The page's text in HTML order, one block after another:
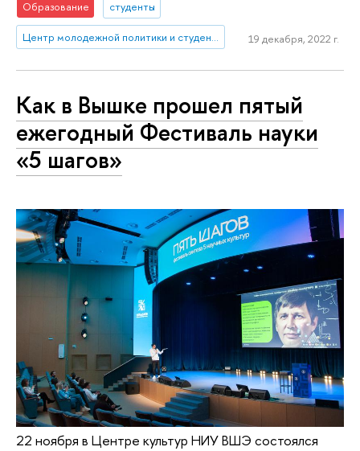
Образование студенты
Центр молодежной политики и студенческих инициатив 19 декабря, 2022 г.
Как в Вышке прошел пятый
ежегодный Фестиваль науки
«5 шагов»
22 ноября в Центре культур НИУ ВШЭ состоялся